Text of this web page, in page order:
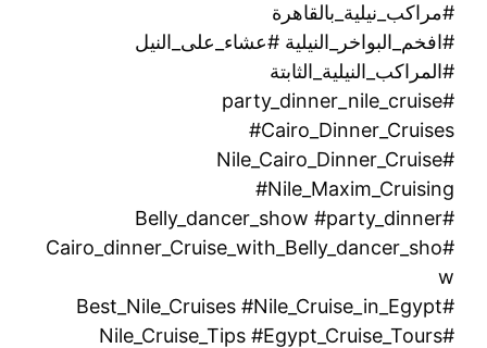
#مراكب_نيلية_بالقاهرة
#افخم_البواخر_النيلية #عشاء_على_النيل
#المراكب_النيلية_الثابتة
#party_dinner_nile_cruise
#Cairo_Dinner_Cruises
#Nile_Cairo_Dinner_Cruise
#Nile_Maxim_Cruising
#Belly_dancer_show #party_dinner
#Cairo_dinner_Cruise_with_Belly_dancer_sho
w
#Best_Nile_Cruises #Nile_Cruise_in_Egypt
#Nile_Cruise_Tips #Egypt_Cruise_Tours